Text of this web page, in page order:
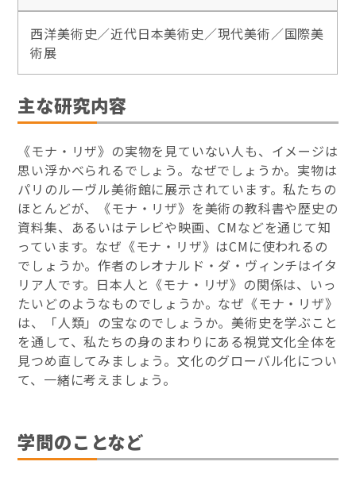
西洋美術史／近代日本美術史／現代美術／国際美
術展
主な研究内容
《モナ・リザ》の実物を見ていない人も、イメージは
思い浮かべられるでしょう。なぜでしょうか。実物は
パリのルーヴル美術館に展示されています。私たちの
ほとんどが、《モナ・リザ》を美術の教科書や歴史の
資料集、あるいはテレビや映画、CMなどを通じて知
っています。なぜ《モナ・リザ》はCMに使われるの
でしょうか。作者のレオナルド・ダ・ヴィンチはイタ
リア人です。日本人と《モナ・リザ》の関係は、いっ
たいどのようなものでしょうか。なぜ《モナ・リザ》
は、「人類」の宝なのでしょうか。美術史を学ぶこと
を通して、私たちの身のまわりにある視覚文化全体を
見つめ直してみましょう。文化のグローバル化につい
て、一緒に考えましょう。
学問のことなど